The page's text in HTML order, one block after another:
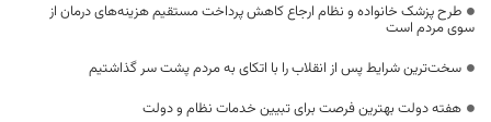
طرح پزشک خانواده و نظام ارجاع کاهش پرداخت مستقیم هزینه‌های درمان از
سوی مردم است
سخت‌ترین شرایط پس از انقلاب را با اتکای به مردم پشت سر گذاشتیم
هفته دولت بهترین فرصت برای تبیین خدمات نظام و دولت